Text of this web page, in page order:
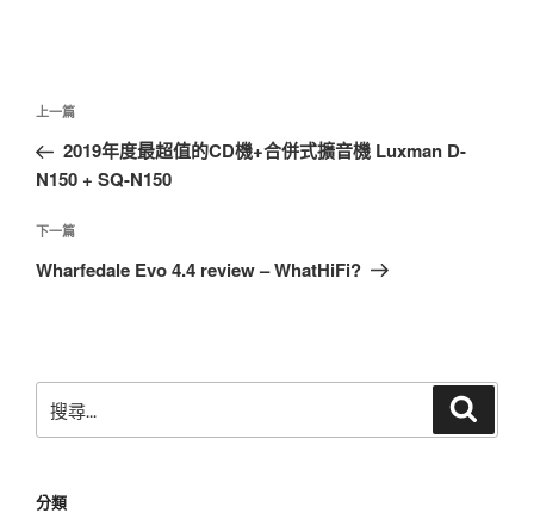
文
導
上
一
篇
章
上一篇
2019年度最超值的CD機+合併式擴音機 Luxman D-
N150 + SQ-N150
下
一
下一篇
Wharfedale Evo 4.4 review – WhatHiFi?
尋
字:
分類